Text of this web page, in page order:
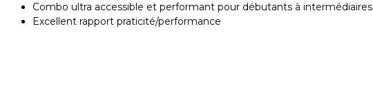
Combo ultra accessible et performant pour débutants à intermédiaires
Excellent rapport praticité/performance